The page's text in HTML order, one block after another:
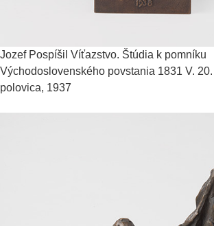
Jozef Pospíšil Víťazstvo. Štúdia k pomníku
Východoslovenského povstania 1831 V.
polovica, 1937